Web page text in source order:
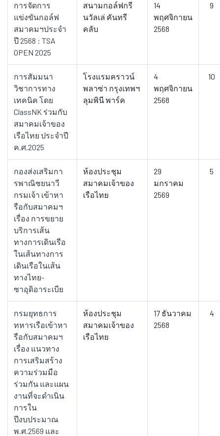
การจัดการ
แข่งขันกอล์ฟ
สมาคมฯประจำ
ปี 2568 : TSA
OPEN 2025
สนามกอล์ฟกรี
นวัลเล่ คันทรี
คลับ
14
พฤศจิกายน
2568
9
การสัมมนา
วิชาการทาง
เทคนิค โดย
ClassNK ร่วมกับ
สมาคมเจ้าของ
เรือไทย ประจำปี
ค.ศ.2025
โรงแรมคราวน์
พลาซ่า กรุงเทพฯ
ลุมพินี พาร์ค
4
พฤศจิกายน
2568
10
กองส่งเสริมกา
รพาณิชยนาวี
กรมเจ้า เข้าหา
รือกับสมาคมฯ
เรื่อง การขยาย
บริการเส้น
ทางการเดินเรือ
ในเส้นทางการ
เดินเรือในเส้น
ทางไทย-
ซาอุดิอาระเบีย
ห้องประชุม
สมาคมเจ้าของ
เรือไทย
29
มกราคม
2569
5
กรมยุทธการ
ทหารเรือเข้าหา
รือกับสมาคมฯ
เรื่อง แนวทาง
การเสริมสร้าง
ความร่วมมือ
ร่วมกัน และแผน
งานที่จะดำเนิน
การใน
ปีงบประมาณ
พ.ศ.2569 และ
ห้องประชุม
สมาคมเจ้าของ
เรือไทย
17 ธันวาคม
2568
4